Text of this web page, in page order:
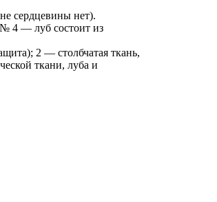
сердцевины нет).
4 — луб состоит из
2 — столбчатая ткань,
ткани, луба и